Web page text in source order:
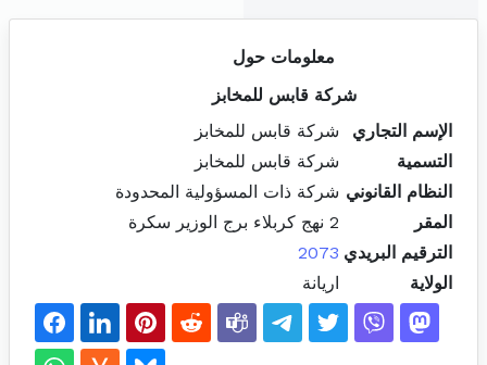
معلومات حول
شركة قابس للمخابز
الإسم التجاري
شركة قابس للمخابز
التسمية
شركة قابس للمخابز
النظام القانوني شركة ذات المسؤولية المحدودة
المقر
2 نهج كربلاء برج الوزير سكرة
الترقيم البريدي 2073
الولاية
اريانة